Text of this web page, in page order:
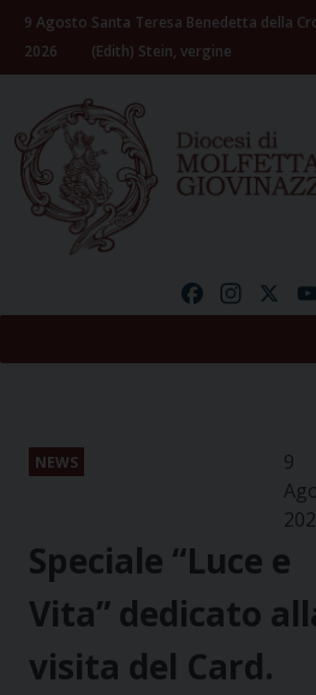
Skip
content
9 Agosto
2026
Santa Teresa Benedetta della
(Edith) Stein, vergine
Facebook
NEWS
9
Speciale “Luce e
Vita” dedicato
visita del Card.